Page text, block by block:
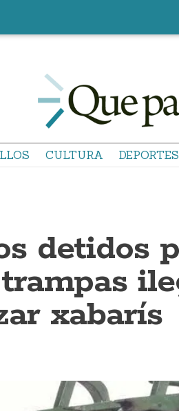
CULTURA DEPORTES
detidos
xabarís